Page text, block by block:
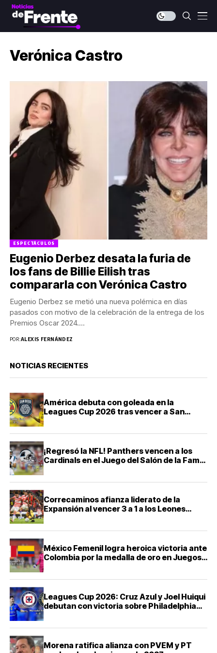
Verónica Castro
ESPECTÁCULOS
Eugenio Derbez desata la furia de
los fans de Billie Eilish tras
compararla con Verónica Castro
Eugenio Derbez se metió una nueva polémica en días
pasados con motivo de la celebración de la entrega de los
Premios Oscar 2024....
POR:ALEXIS FERNÁNDEZ
NOTICIAS RECIENTES
América debuta con goleada en la
Leagues Cup 2026 tras vencer a San
¡Regresó la NFL! Panthers vencen a los
Cardinals en el Juego del Salón de la Fama
Correcaminos afianza liderato de la
Expansión al vencer 3 a 1 a los Leones
México Femenil logra heroica victoria ante
Colombia por la medalla de oro en Juegos
Leagues Cup 2026: Cruz Azul y Joel Huiqui
debutan con victoria sobre Philadelphia
Morena ratifica alianza con PVEM y PT